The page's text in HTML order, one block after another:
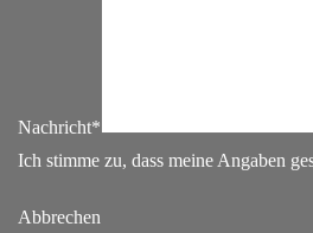
Nachricht*
Ich stimme zu, dass meine Angaben
Abbrechen